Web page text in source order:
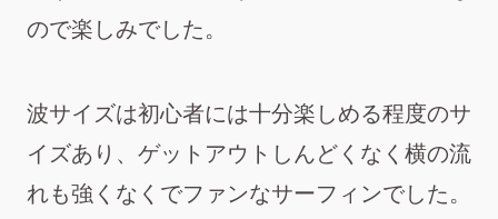
ので楽しみでした。
波サイズは初心者には十分楽しめる程度のサ
イズあり、ゲットアウトしんどくなく横の流
れも強くなくでファンなサーフィンでした。